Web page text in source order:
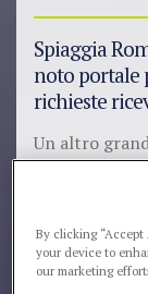
Spiaggia
noto portale
richieste
Un altro
per tutto il
soggiorno
portale pet-
By clicking “Accept
your device to
our marketing